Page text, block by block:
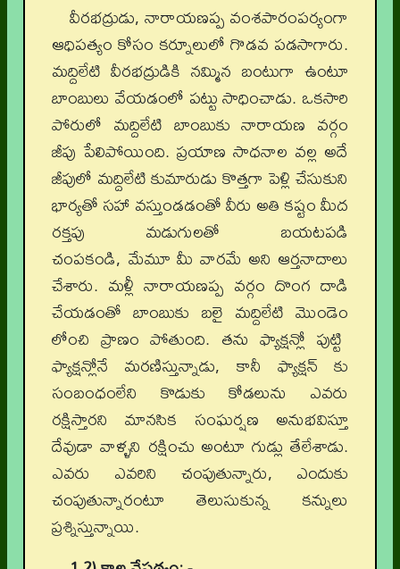
వీరభద్రుడు, నారాయణప్ప వంశపారంపర్యంగా
ఆధిపత్యం కోసం కర్నూలులో గొడవ పడసాగారు.
మద్దిలేటి వీరభద్రుడికి నమ్మిన బంటుగా ఉంటూ
బాంబులు వేయడంలో పట్టు సాధించాడు. ఒకసారి
పోరులో మద్దిలేటి బాంబుకు నారాయణ వర్గం
జీపు పేలిపోయింది. ప్రయాణ సాధనాల వల్ల అదే
జీపులో మద్దిలేటి కుమారుడు కొత్తగా పెళ్లి చేసుకుని
భార్యతో సహా వస్తుండడంతో వీరు అతి కష్టం మీద
రక్తపు మడుగులతో బయటపడి
చంపకండి, మేమూ మీ వారమే అని ఆర్తనాదాలు
చేశారు. మళ్లీ నారాయణప్ప వర్గం దొంగ దాడి
చేయడంతో బాంబుకు బలై మద్దిలేటి మొండెం
లోంచి ప్రాణం పోతుంది. తను ఫ్యాక్షన్లో పుట్టి
ఫ్యాక్షన్లోనే మరణిస్తున్నాడు, కానీ ఫ్యాక్షన్ కు
సంబంధంలేని కొడుకు కోడలును ఎవరు
రక్షిస్తారని మానసిక సంఘర్షణ అనుభవిస్తూ
దేవుడా వాళ్ళని రక్షించు అంటూ గుడ్లు తేలేశాడు.
ఎవరు ఎవరిని చంపుతున్నారు, ఎందుకు
చంపుతున్నారంటూ తెలుసుకున్న కన్నులు
ప్రశ్నిస్తున్నాయి.